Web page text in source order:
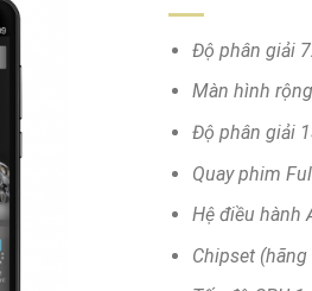
Độ phân giải
Màn hình
Độ phân giải
Quay phim
Hệ điều hành
Chipset